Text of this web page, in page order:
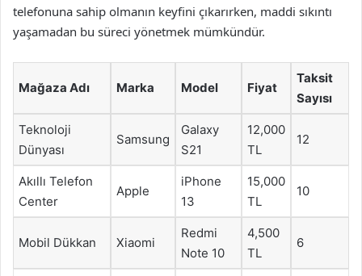
telefonuna sahip olmanın keyfini çıkarırken, maddi sıkıntı
yaşamadan bu süreci yönetmek mümkündür.
Mağaza Adı Marka Model Fiyat
Taksit
Sayısı
Teknoloji
Dünyası
Samsung
Galaxy
S21
12,000
TL
12
Akıllı Telefon
Center
Apple
iPhone
13
15,000
TL
10
Mobil Dükkan Xiaomi
Redmi
Note 10
4,500
TL
6